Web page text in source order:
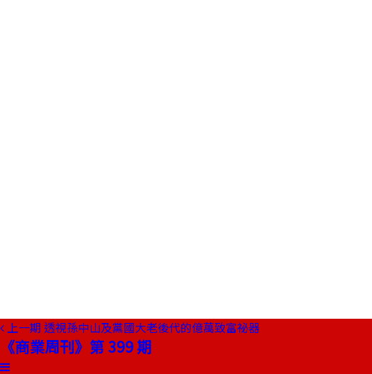
上一期 透視孫中山及黨國大老後代的億萬致富祕器
《商業周刊》第 399 期